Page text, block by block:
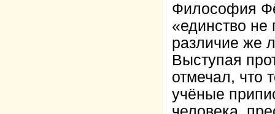
Философия
«единство не
различие же
Выступая
отмечал, что
учёные